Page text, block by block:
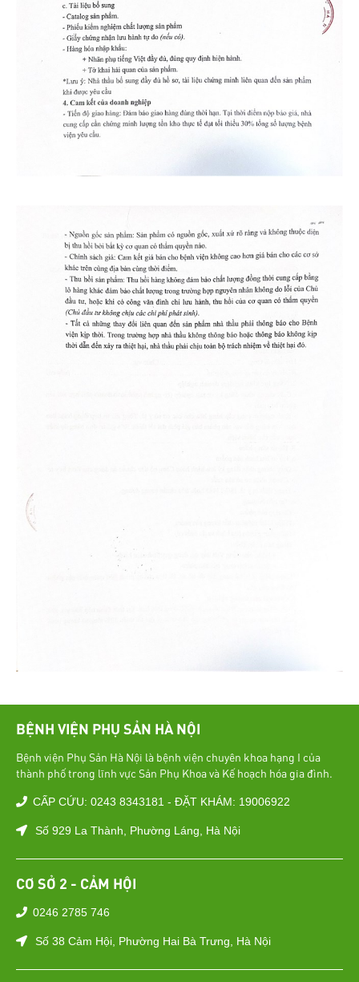
BỆNH VIỆN PHỤ SẢN HÀ NỘI
Bệnh viện Phụ Sản Hà Nội là bệnh viện chuyên khoa hạng I của
thành phố trong lĩnh vực Sản Phụ Khoa và Kế hoạch hóa gia đình.
CẤP CỨU: 0243 8343181 - ĐẶT KHÁM: 19006922
Số 929 La Thành, Phường Láng, Hà Nội
CƠ SỞ 2 - CẢM HỘI
0246 2785 746
Số 38 Cảm Hội, Phường Hai Bà Trưng, Hà Nội